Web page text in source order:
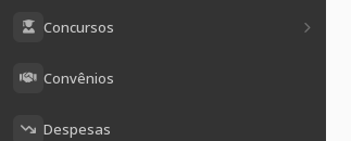
Concursos
Convênios
Despesas